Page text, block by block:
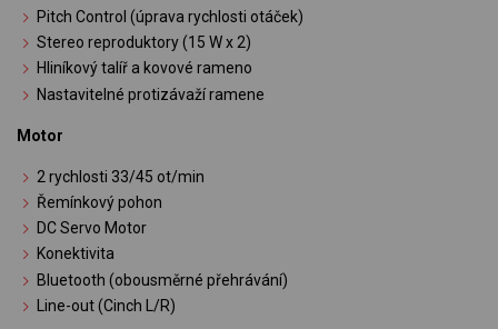
Pitch Control (úprava rychlosti otáček)
Stereo reproduktory (15 W x 2)
Hliníkový talíř a kovové rameno
Nastavitelné protizávaží ramene
Motor
2 rychlosti 33/45 ot/min
Řemínkový pohon
DC Servo Motor
Konektivita
Bluetooth (obousměrné přehrávání)
Line-out (Cinch L/R)